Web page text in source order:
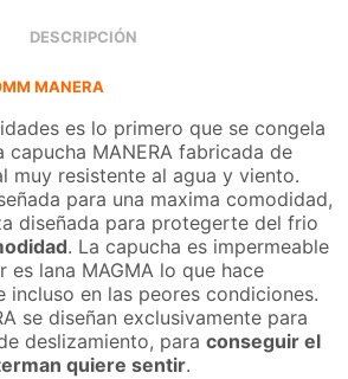
DESCRIPCIÓN
MANERA
es lo primero que se congela
capucha MANERA fabricada de
muy resistente al agua y viento.
para una maxima comodidad,
diseñada para protegerte del frio
. La capucha es impermeable
es lana MAGMA lo que hace
incluso en las peores condiciones.
se diseñan exclusivamente para
deslizamiento, para conseguir el
quiere sentir.